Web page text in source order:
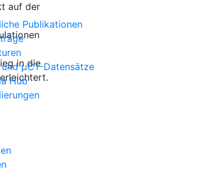
Publikationen
µCT-Datensätze
Hub
auf der
in die